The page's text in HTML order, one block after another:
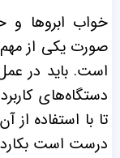
خواب ابرو‌ها
صورت یکی از
است. باید در
دستگاه‌های
تا با استفاده از
درست است